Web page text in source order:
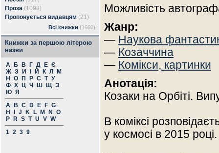
Проза (1098)
Пропонується видавцям (21)
Всі книжки (1660)
Книжки за першою літерою
назви
А Б В Г Д Е Є
Ж З И Й К Л
М
Н
О П Р С Т У
Ф Х Ц Ч Ш Щ Э
Ю Я
A
B C D E F G
H
J K L M N
O
P
R S T U V W
1 2 3 9
Можливість
Жанр:
— Наукова
— Козаччина
— Комікси, картинки
Анотація:
Козаки на Орбіті.
В коміксі
у космосі в 2015 році.